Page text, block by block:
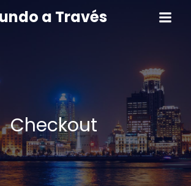
a Través
Checkout